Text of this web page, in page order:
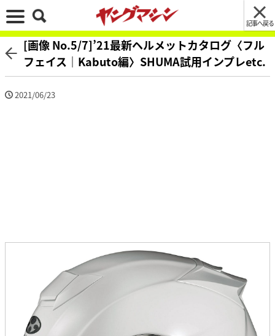
記事へ戻る
[画像 No.5/7]’21最新ヘルメットカタログ〈フル
フェイス｜Kabuto編〉SHUMA試用インプレetc.
2021/06/23